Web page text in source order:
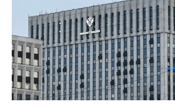
ONLINE-КОНФЕРЕНЦИИ
ОТКРЫТАЯ ЛЕКЦИЯ
ХОККЕЙ
БАСКЕТБОЛ
ВОЛЕЙБОЛ
КИБЕРСПОРТ
ВЛАСТЬ
ИНФРАСТРУКТУРА
ИСТОРИЯ
КУЛЬТУРА
СЮЖЕТЫ
СПРАВОЧНИК
СПИСОК ПЕРСОН
СПИСОК КОМПАНИЙ
ПОЛНАЯ ВЕРСИЯ